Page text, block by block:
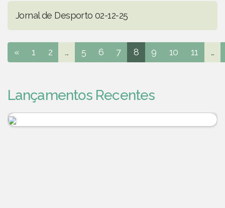
Jornal de Desporto 02-12-25
« 1 2 ... 5 6 7 8 9 10 11 ...
Lançamentos Recentes